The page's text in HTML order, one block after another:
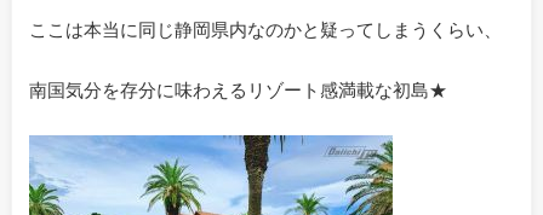
ここは本当に同じ静岡県内なのかと疑ってしまうくらい、
南国気分を存分に味わえるリゾート感満載な初島★